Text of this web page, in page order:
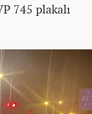
745 plakalı